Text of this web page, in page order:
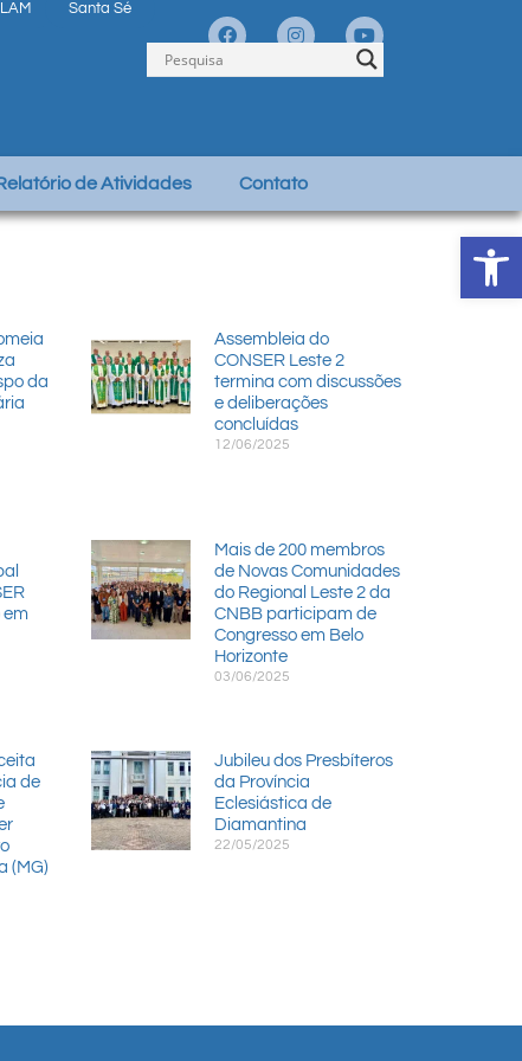
Santa Sé
de Atividades Contato
da
Assembleia do
CONSER Leste 2
termina com discussões
e deliberações
concluídas
12/06/2025
em
Mais de 200 membros
de Novas Comunidades
do Regional Leste 2 da
CNBB participam de
Congresso em Belo
Horizonte
03/06/2025
de
(MG)
Jubileu dos Presbíteros
da Província
Eclesiástica de
Diamantina
22/05/2025
Abrir